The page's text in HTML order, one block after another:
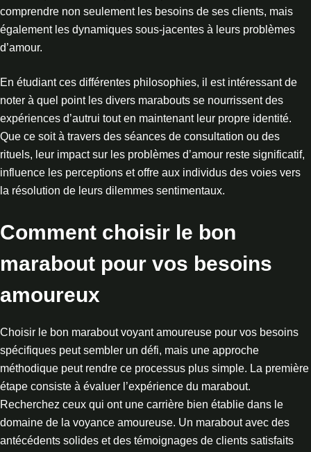
comprendre non seulement les besoins de ses clients, mais
également les dynamiques sous-jacentes à leurs problèmes
d’amour.
En étudiant ces différentes philosophies, il est intéressant de
noter à quel point les divers marabouts se nourrissent des
expériences d’autrui tout en maintenant leur propre identité.
Que ce soit à travers des séances de consultation ou des
rituels, leur impact sur les problèmes d’amour reste significatif,
influence les perceptions et offre aux individus des voies vers
la résolution de leurs dilemmes sentimentaux.
Comment choisir le bon
marabout pour vos besoins
amoureux
Choisir le bon marabout voyant amoureuse pour vos besoins
spécifiques peut sembler un défi, mais une approche
méthodique peut rendre ce processus plus simple. La première
étape consiste à évaluer l’expérience du marabout.
Recherchez ceux qui ont une carrière bien établie dans le
domaine de la voyance amoureuse. Un marabout avec des
antécédents solides et des témoignages de clients satisfaits